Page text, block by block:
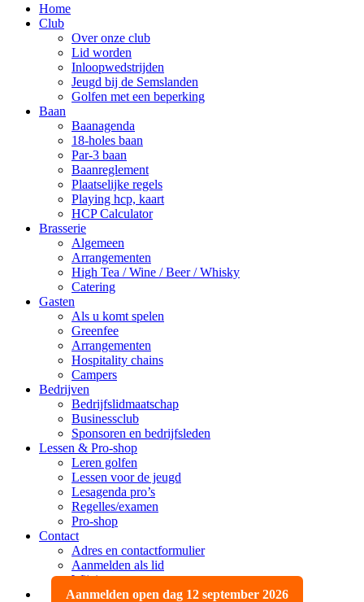
Home
Club
Over onze club
Lid worden
Inloopwedstrijden
Jeugd bij de Semslanden
Golfen met een beperking
Baan
Baanagenda
18-holes baan
Par-3 baan
Baanreglement
Plaatselijke regels
Playing hcp, kaart
HCP Calculator
Brasserie
Algemeen
Arrangementen
High Tea / Wine / Beer / Whisky
Catering
Gasten
Als u komt spelen
Greenfee
Arrangementen
Hospitality chains
Campers
Bedrijven
Bedrijfslidmaatschap
Businessclub
Sponsoren en bedrijfsleden
Lessen & Pro-shop
Leren golfen
Lessen voor de jeugd
Lesagenda pro’s
Regelles/examen
Pro-shop
Contact
Adres en contactformulier
Aanmelden als lid
Wijzigen, opzeggen
Aanmelden open dag 12 september 2026